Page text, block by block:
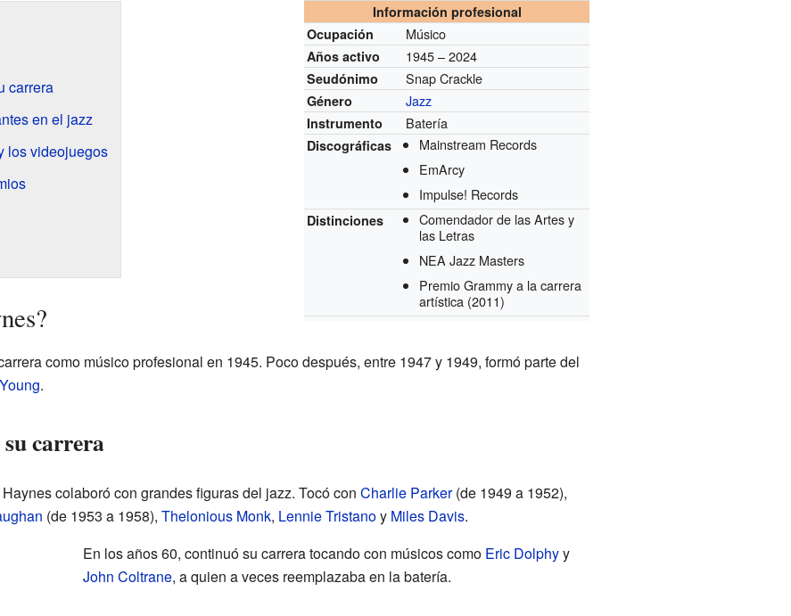
Información profesional
Ocupación
Músico
Años activo 1945 – 2024
Seudónimo Snap Crackle
Género Jazz
Instrumento Batería
Discográficas
Mainstream Records
EmArcy
Impulse! Records
Distinciones
Comendador de las Artes y
las Letras
NEA Jazz Masters
Premio Grammy a la carrera
artística (2011)
carrera
en el jazz
los videojuegos
como músico profesional en 1945. Poco después, entre 1947 y 1949, formó parte del
.
carrera
colaboró con grandes figuras del jazz. Tocó con Charlie Parker(de 1949 a 1952),
(de 1953 a 1958), Thelonious Monk, Lennie Tristanoy Miles Davis.
En los años 60, continuó su carrera tocando con músicos como Eric Dolphyy
John Coltrane, a quien a veces reemplazaba en la batería.